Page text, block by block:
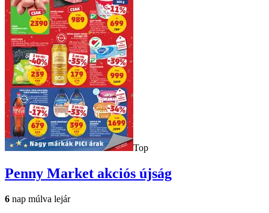
Top
Penny Market akciós újság
6 nap múlva lejár